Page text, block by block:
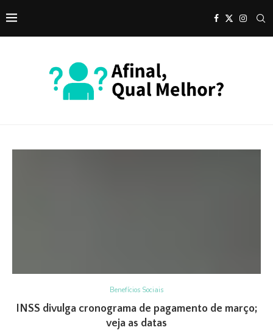
Benefícios Sociais
INSS divulga cronograma de pagamento de março;
veja as datas